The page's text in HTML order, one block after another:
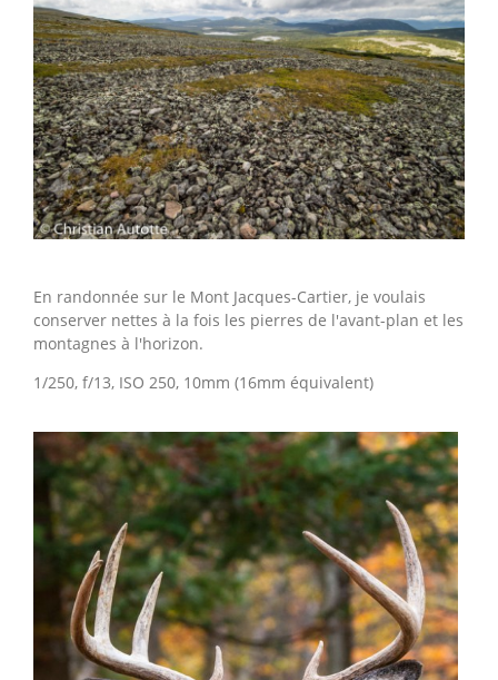
En randonnée sur le Mont Jacques-Cartier, je voulais
conserver nettes à la fois les pierres de l'avant-plan et les
montagnes à l'horizon.
1/250, f/13, ISO 250, 10mm (16mm équivalent)